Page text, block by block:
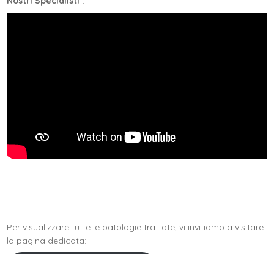
Per visualizzare tutte le patologie trattate, vi invitiamo a visitare
la pagina dedicata: